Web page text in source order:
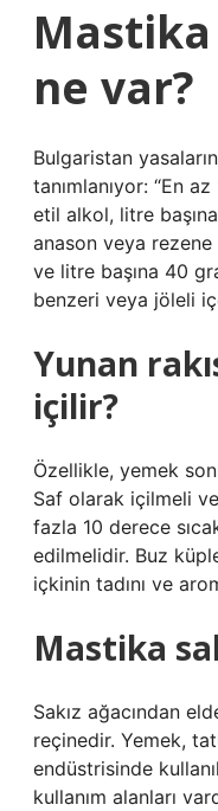
ne var?
Bulgaristan
tanımlanıyor: “En
etil alkol, litre
anason veya
ve litre başına 40
benzeri veya jöleli
Yunan
içilir?
Özellikle, yemek
Saf olarak içilmeli
fazla 10 derece
edilmelidir. Buz
içkinin tadını ve
Mastika
Sakız ağacından
reçinedir. Yemek,
endüstrisinde
kullanım alanları